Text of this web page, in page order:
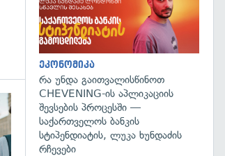
ეკონომიკა
რა უნდა გაითვალისწინოთ
CHEVENING-ის აპლიკაციის
შევსების პროცესში —
საქართველოს ბანკის
სტიპენდიატის, ლუკა ხუნდაძის
რჩევები